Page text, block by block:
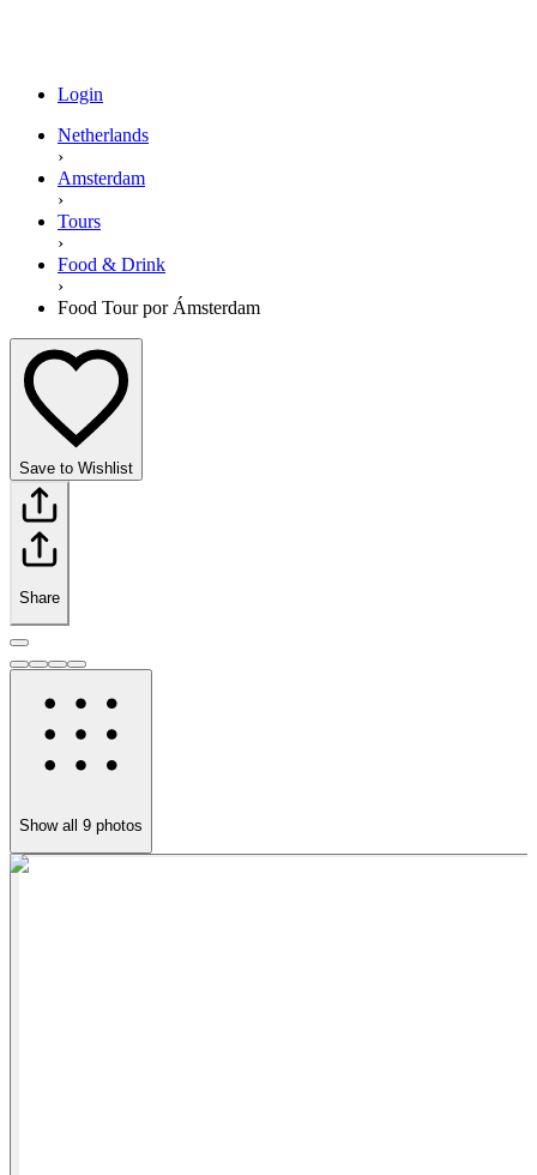
Login
Netherlands
›
Amsterdam
›
Tours
›
Food & Drink
›
Food Tour por Ámsterdam
Save to Wishlist
Share
Show all 9 photos